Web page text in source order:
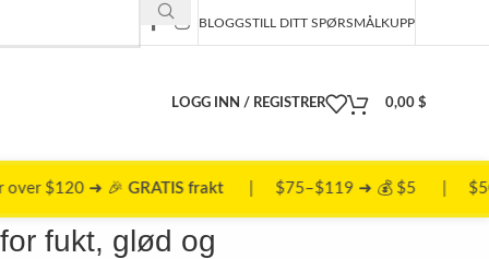
BLOGGSTILL DITT SPØRSMÅL KUPP
LOGG INN / REGISTRER 0,00 $
frakt| $75–$119 ➜ 💰 $5 | $50–$74 ➜ 📦 $10
fukt, glød og